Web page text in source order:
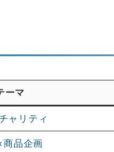
ーマ
ャリティ
商品企画